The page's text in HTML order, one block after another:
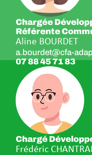
Chargée
Référente
Aline BOURDET
a.bourdet@cfa-
07 88 45 71 83
Chargé
Frédéric